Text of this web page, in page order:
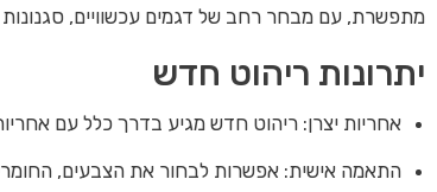
מתפשרת, עם מבחר רחב של דגמים עכשוויים, סגנונות
יתרונות ריהוט חדש
אחריות יצרן: ריהוט חדש מגיע בדרך כלל עם
התאמה אישית: אפשרות לבחור את הצבעים,